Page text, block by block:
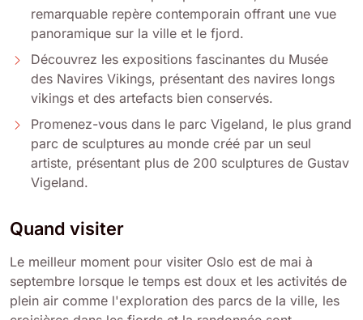
remarquable repère contemporain offrant une vue
panoramique sur la ville et le fjord.
Découvrez les expositions fascinantes du Musée
des Navires Vikings, présentant des navires longs
vikings et des artefacts bien conservés.
Promenez-vous dans le parc Vigeland, le plus grand
parc de sculptures au monde créé par un seul
artiste, présentant plus de 200 sculptures de Gustav
Vigeland.
Quand visiter
Le meilleur moment pour visiter Oslo est de mai à
septembre lorsque le temps est doux et les activités de
plein air comme l'exploration des parcs de la ville, les